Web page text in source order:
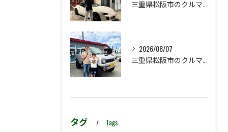
2026/08/07
タグ Tags